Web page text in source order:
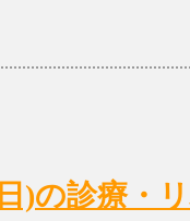
)の診療・